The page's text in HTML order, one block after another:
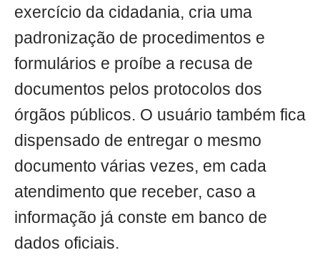
exercício da cidadania, cria uma
padronização de procedimentos e
formulários e proíbe a recusa de
documentos pelos protocolos dos
órgãos públicos. O usuário também fica
dispensado de entregar o mesmo
documento várias vezes, em cada
atendimento que receber, caso a
informação já conste em banco de
dados oficiais.